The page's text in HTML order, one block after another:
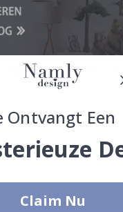
Ontvangt Een
Claim Nu